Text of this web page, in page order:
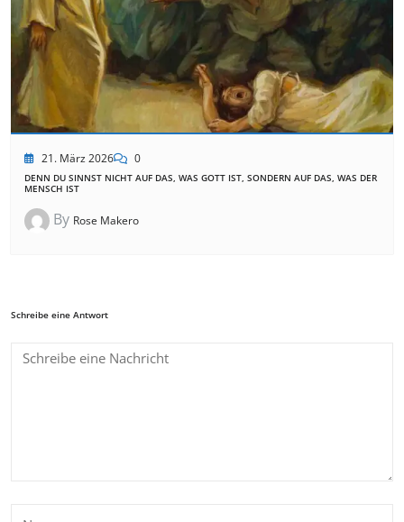
21. März 2026 0
DENN DU SINNST NICHT AUF DAS, WAS GOTT IST, SONDERN AUF DAS, WAS DER
MENSCH IST
By Rose Makero
Schreibe eine Antwort